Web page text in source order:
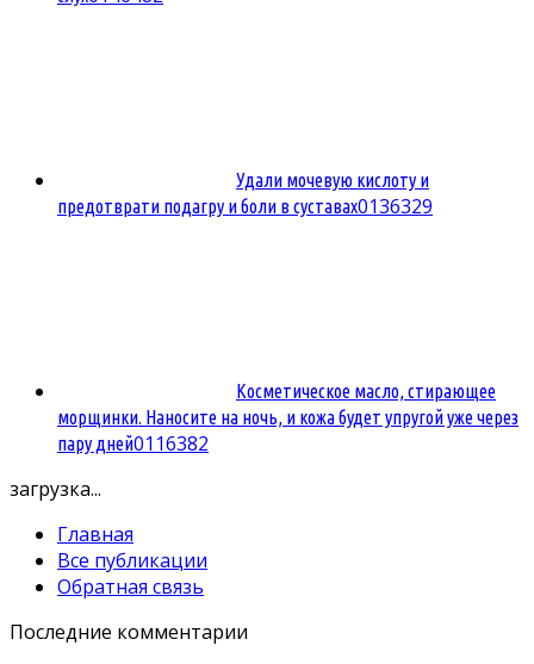
Удали мочевую кислоту и
предотврати подагру и боли в суставах0136329
Косметическое масло, стирающее
морщинки. Наносите на ночь, и кожа будет упругой уже через
пару дней0116382
загрузка...
Главная
Все публикации
Обратная связь
Последние комментарии